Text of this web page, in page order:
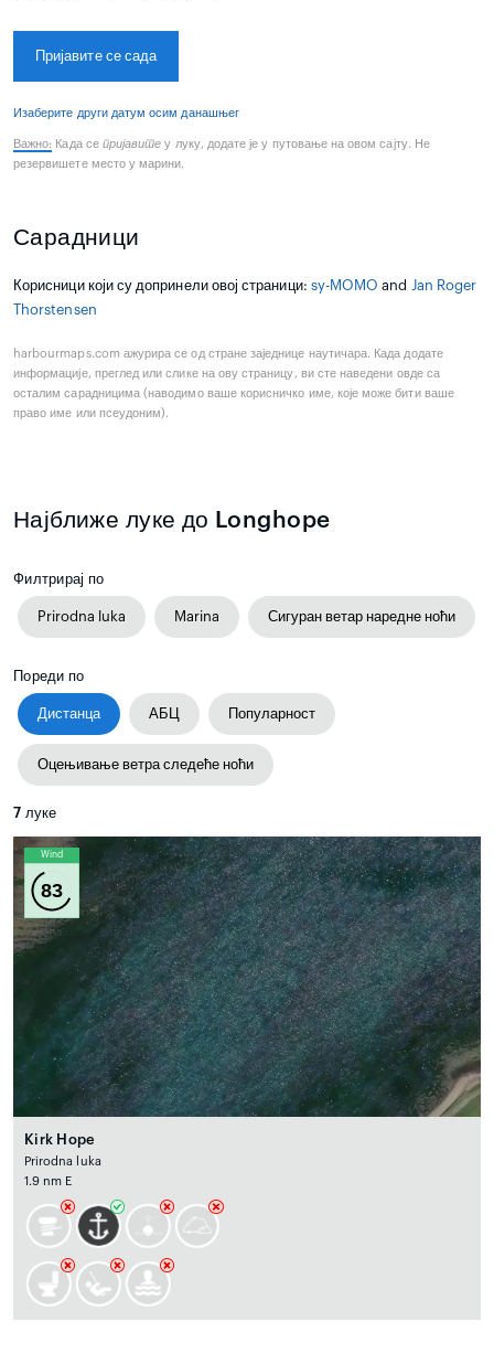
Пријавите се сада
Изаберите други датум осим данашњег
Важно: Када се пријавите у луку, додате је у путовање на овом сајту. Не
резервишете место у марини.
Сарадници
Корисници који су допринели овој страници: sy-MOMO and
Jan Roger
Thorstensen
harbourmaps.com ажурира се од стране заједнице наутичара. Када додате
информације, преглед или слике на ову страницу, ви сте наведени овде са
осталим сарадницима (наводимо ваше корисничко име, које може бити ваше
право име или псеудоним).
Најближе луке до Longhope
Филтрирај по
Prirodna luka Marina Сигуран ветар наредне ноћи
Пореди по
Дистанца АБЦ Популарност
Оцењивање ветра следеће ноћи
7 луке
Wind
83
Kirk Hope
Prirodna luka
1.9 nm E